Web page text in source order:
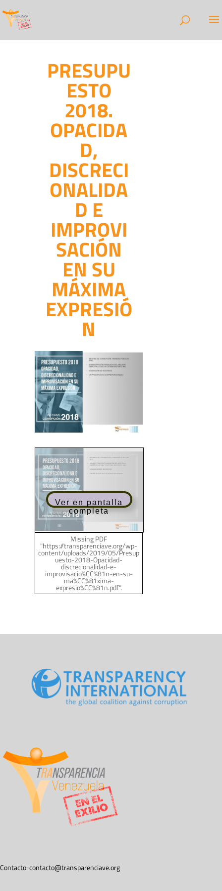
PRESUPU
ESTO
2018.
OPACIDA
D,
DISCRECI
ONALIDA
D E
IMPROVI
SACIÓN
EN SU
MÁXIMA
EXPRESIÓ
N
Ver en pantalla
completa
Missing PDF
"https://transparenciave.org/wp-
content/uploads/2019/05/Presup
uesto-2018-Opacidad-
discrecionalidad-e-
improvisacio%CC%81n-en-su-
ma%CC%81xima-
expresio%CC%81n.pdf".
Contacto:contacto@transparenciave.org